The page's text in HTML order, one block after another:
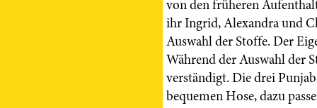
von den früheren
ihr Ingrid, Alexandra und
Auswahl der Stoffe. Der
Während der Auswahl der
verständigt. Die drei
bequemen Hose, dazu